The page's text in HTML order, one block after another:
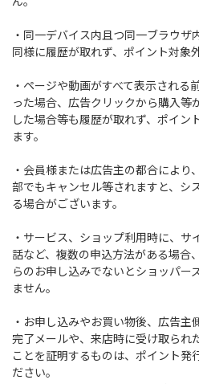
・同一デバイス内且つ同一ブラウザ
同様に履歴が取れず、ポイント対象
・ページや動画がすべて表示される
った場合、広告クリックから購入等
した場合等も履歴が取れず、ポイン
ます。
・会員様または広告主の都合によ
部でもキャンセル等されますと、シ
る場合がございます。
・サービス、ショップ利用時に、
話など、複数の申込方法がある場合
らのお申し込みでないとショッパー
ません。
・お申し込みやお買い物後、広告
完了メールや、来店時に受け取られ
ことを証明するものは、ポイント発
ださい。